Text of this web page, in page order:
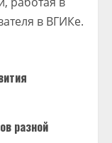
в ВГИКе.
разной